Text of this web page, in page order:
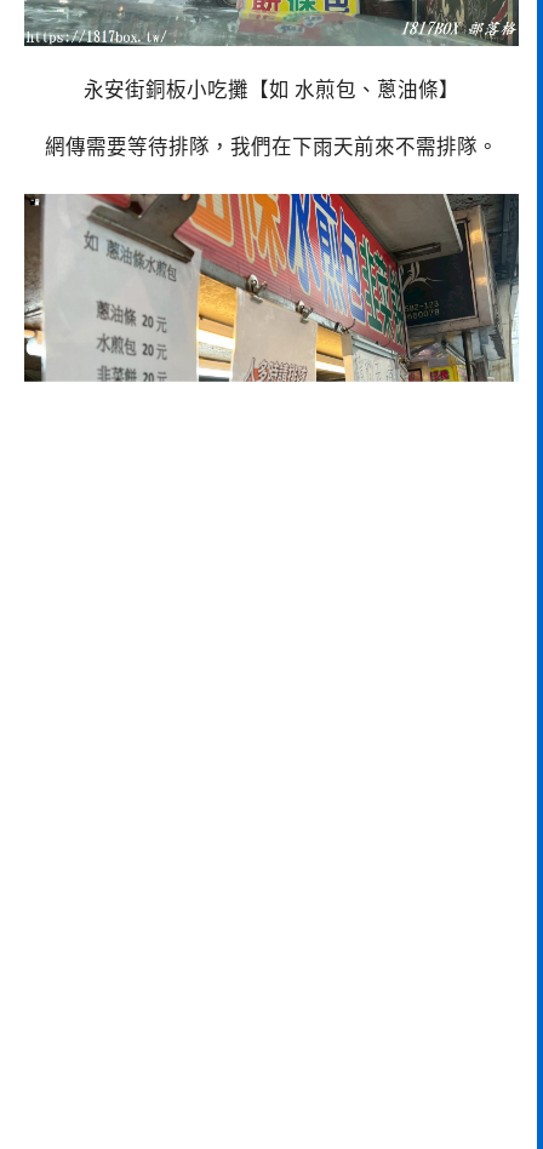
永安街銅板小吃攤【如 水煎包、蔥油條】
網傳需要等待排隊，我們在下雨天前來不需排隊。